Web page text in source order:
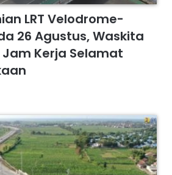
LRT Velodrome-
26 Agustus, Waskita
Kerja Selamat